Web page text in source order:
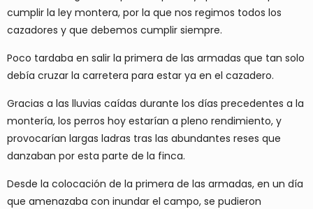
cumplir la ley montera, por la que nos regimos todos los
cazadores y que debemos cumplir siempre.
Poco tardaba en salir la primera de las armadas que tan solo
debía cruzar la carretera para estar ya en el cazadero.
Gracias a las lluvias caídas durante los días precedentes a la
montería, los perros hoy estarían a pleno rendimiento, y
provocarían largas ladras tras las abundantes reses que
danzaban por esta parte de la finca.
Desde la colocación de la primera de las armadas, en un día
que amenazaba con inundar el campo, se pudieron